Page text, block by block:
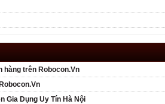
hàng trên Robocon.Vn
Gia Dụng Uy Tín Hà Nội